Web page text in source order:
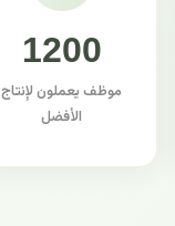
1200
موظف يعملون لإنتاج
الأفضل